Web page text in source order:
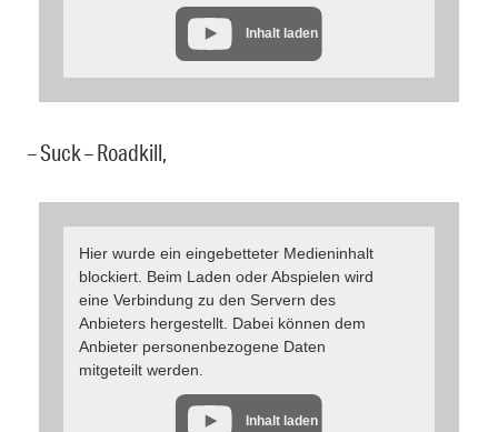
Inhalt laden
– Suck – Roadkill,
Hier wurde ein eingebetteter Medieninhalt
blockiert. Beim Laden oder Abspielen wird
eine Verbindung zu den Servern des
Anbieters hergestellt. Dabei können dem
Anbieter personenbezogene Daten
mitgeteilt werden.
Inhalt laden